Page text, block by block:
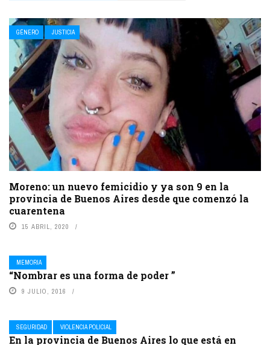
GÉNERO JUSTICIA
Moreno: un nuevo femicidio y ya son 9 en la
provincia de Buenos Aires desde que comenzó la
cuarentena
15 ABRIL, 2020
MEMORIA
“Nombrar es una forma de poder ”
9 JULIO, 2016
SEGURIDAD VIOLENCIA POLICIAL
En la provincia de Buenos Aires lo que está en